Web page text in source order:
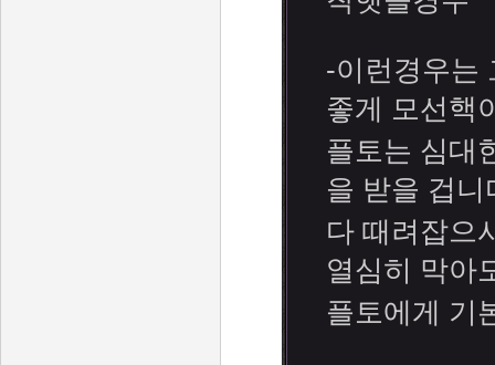
-이런경우는
좋게 모선핵
플토는 심대
을 받을 겁
다 때려잡으
열심히 막아
플토에게 기